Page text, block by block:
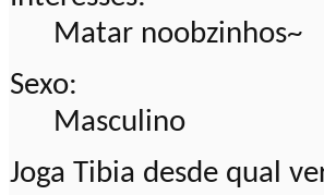
Matar noobzinhos~
Sexo:
Masculino
Joga Tibia desde qual